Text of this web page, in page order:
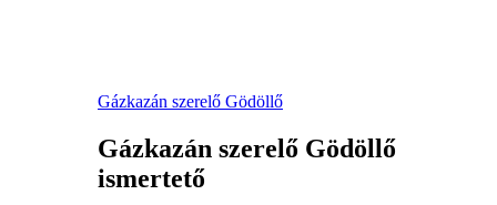
Gázkazán szerelő Gödöllő
Gázkazán szerelő Gödöllő
ismertető